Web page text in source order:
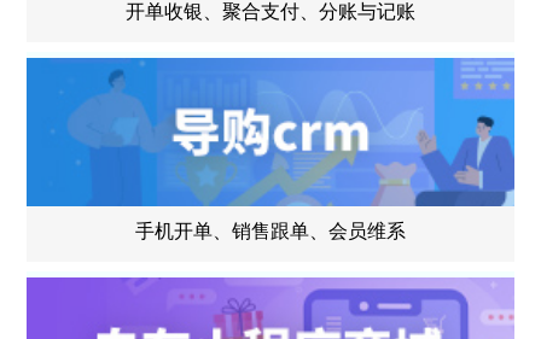
开单收银、聚合支付、分账与记账
手机开单、销售跟单、会员维系